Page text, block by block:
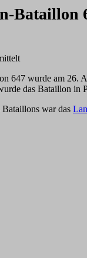
Bataillon
647 wurde am 26.
das Bataillon in
Bataillons war das